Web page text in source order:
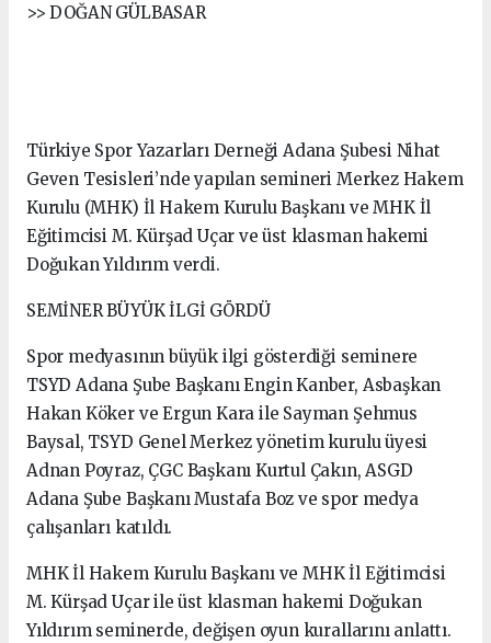
>> DOĞAN GÜLBASAR
Türkiye Spor Yazarları Derneği Adana Şubesi Nihat
Geven Tesisleri’nde yapılan semineri Merkez Hakem
Kurulu (MHK) İl Hakem Kurulu Başkanı ve MHK İl
Eğitimcisi M. Kürşad Uçar ve üst klasman hakemi
Doğukan Yıldırım verdi.
SEMİNER BÜYÜK İLGİ GÖRDÜ
Spor medyasının büyük ilgi gösterdiği seminere
TSYD Adana Şube Başkanı Engin Kanber, Asbaşkan
Hakan Köker ve Ergun Kara ile Sayman Şehmus
Baysal, TSYD Genel Merkez yönetim kurulu üyesi
Adnan Poyraz, ÇGC Başkanı Kurtul Çakın, ASGD
Adana Şube Başkanı Mustafa Boz ve spor medya
çalışanları katıldı.
MHK İl Hakem Kurulu Başkanı ve MHK İl Eğitimcisi
M. Kürşad Uçar ile üst klasman hakemi Doğukan
Yıldırım seminerde, değişen oyun kurallarını anlattı.